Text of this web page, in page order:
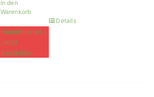
In den
Warenkorb
Handmuster -
Jetzt
bestellen
Details